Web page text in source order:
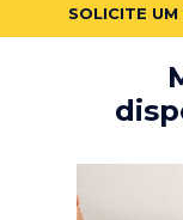
SOLICITE